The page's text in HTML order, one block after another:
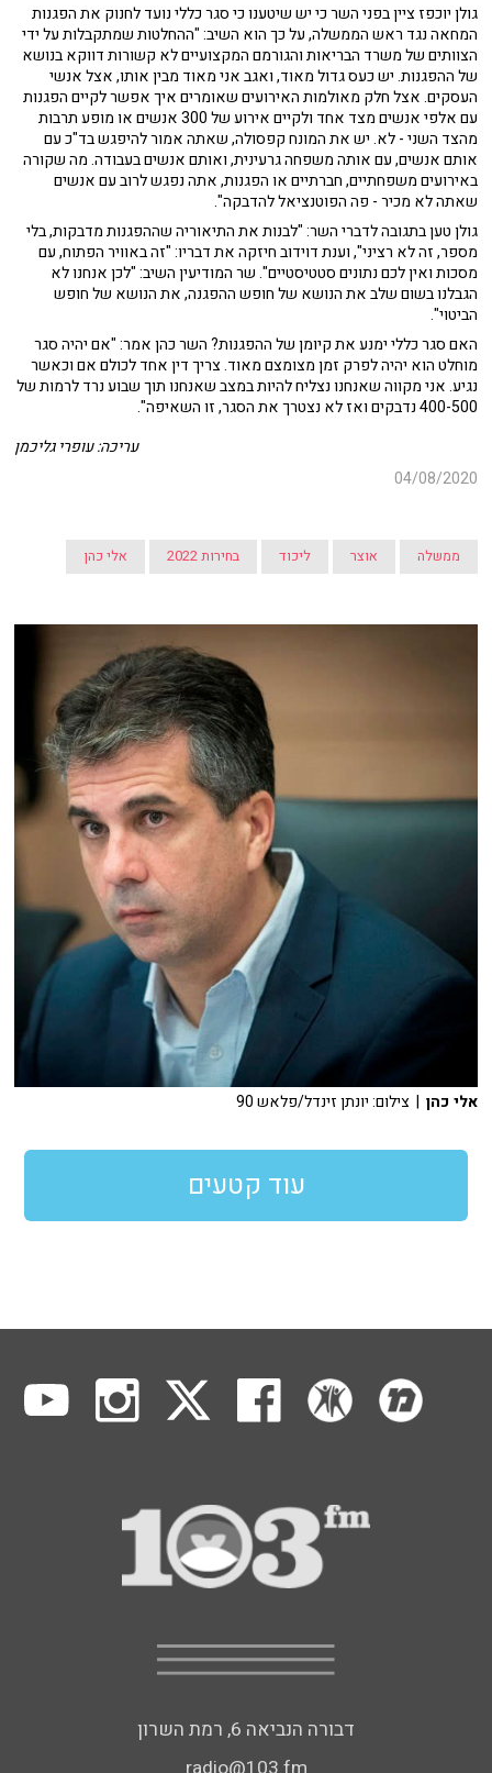
גולן יוכפז ציין בפני השר כי יש שיטענו כי סגר כללי נועד לחנוק את הפגנות
המחאה נגד ראש הממשלה, על כך הוא השיב: "ההחלטות שמתקבלות על ידי
הצוותים של משרד הבריאות והגורמם המקצועיים לא קשורות דווקא בנושא
של ההפגנות. יש כעס גדול מאוד, ואגב אני מאוד מבין אותו, אצל אנשי
העסקים. אצל חלק מאולמות האירועים שאומרים איך אפשר לקיים הפגנות
עם אלפי אנשים מצד אחד ולקיים אירוע של 300 אנשים או מופע תרבות
מהצד השני - לא. יש את המונח קפסולה, שאתה אמור להיפגש בד"כ עם
אותם אנשים, עם אותה משפחה גרעינית, ואותם אנשים בעבודה. מה שקורה
באירועים משפחתיים, חברתיים או הפגנות, אתה נפגש לרוב עם אנשים
שאתה לא מכיר - פה הפוטנציאל להדבקה".
גולן טען בתגובה לדברי השר: "לבנות את התיאוריה שההפגנות מדבקות, בלי
מספר, זה לא רציני", וענת דוידוב חיזקה את דבריו: "זה באוויר הפתוח, עם
מסכות ואין לכם נתונים סטטיסטיים". שר המודיעין השיב: "לכן אנחנו לא
הגבלנו בשום שלב את הנושא של חופש ההפגנה, את הנושא של חופש
הביטוי".
האם סגר כללי ימנע את קיומן של ההפגנות? השר כהן אמר: "אם יהיה סגר
מוחלט הוא יהיה לפרק זמן מצומצם מאוד. צריך דין אחד לכולם אם וכאשר
נגיע. אני מקווה שאנחנו נצליח להיות במצב שאנחנו תוך שבוע נרד לרמות של
400-500 נדבקים ואז לא נצטרך את הסגר, זו השאיפה".
עריכה: עופרי גליכמן
04/08/2020
ממשלה אוצר ליכוד בחירות 2022 אלי כהן
אלי כהן | צילום: יונתן זינדל/פלאש 90
עוד קטעים
דבורה הנביאה 6, רמת השרון
radio@103.fm